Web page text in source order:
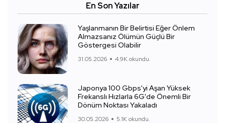
En Son Yazılar
Yaşlanmanın Bir Belirtisi Eğer Önlem
Almazsanız Ölümün Güçlü Bir
Göstergesi Olabilir
31.05.2026 4.9K okundu.
Japonya 100 Gbps'yi Aşan Yüksek
Frekanslı Hızlarla 6G'de Önemli Bir
Dönüm Noktası Yakaladı
30.05.2026 5.1K okundu.